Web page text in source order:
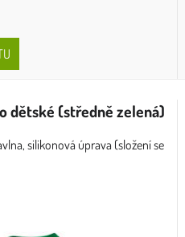
dětské (středně zelená)
silikonová úprava (složení se